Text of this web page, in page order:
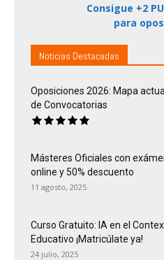
Consigue +2
para
Noticias Destacadas
Oposiciones 2026: Mapa
de Convocatorias
Másteres Oficiales con
online y 50% descuento
11 agosto, 2025
Curso Gratuito: IA en el
Educativo ¡Matricúlate ya!
24 julio, 2025